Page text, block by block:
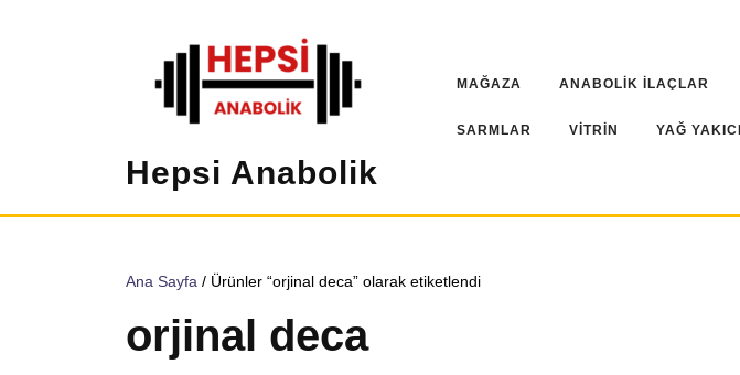
Hepsi Anabolik
MAĞAZA ANABOLİK İLAÇLAR
SARMLAR VİTRİN YAĞ
Ana Sayfa / Ürünler “orjinal deca” olarak etiketlendi
orjinal deca